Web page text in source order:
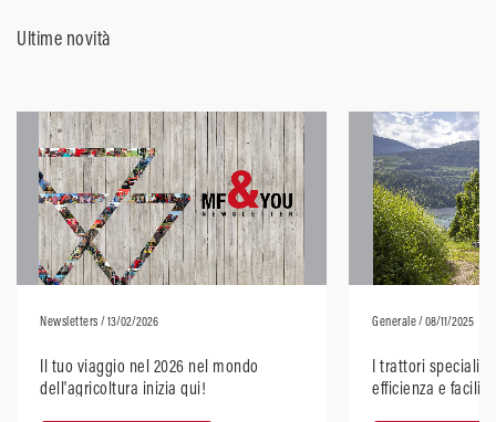
Ultime novità
Newsletters / 13/02/2026
Il tuo viaggio nel 2026 nel mondo
dell'agricoltura inizia qui!
Generale/ 08/11/2025
I trattori speciali
efficienza e